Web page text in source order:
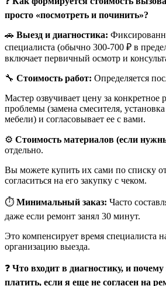
просто «посмотреть и починить»?
🚗 Выезд и диагностика:
специалиста (обычно 300-700 ₽ в
включает первичный осмотр и
🔧 Стоимость работ: Определяется
Мастер озвучивает цену за конкретное
проблемы (замена смесителя, установка
мебели) и согласовывает ее с вами.
⚙️ Стоимость материалов (если
отдельно.
Вы можете купить их сами по списку
согласиться на его закупку с чеком.
⏱️ Минимальный заказ: Часто
даже если ремонт занял 30 минут.
Это компенсирует время специалиста
организацию выезда.
❓ Что входит в диагностику, и
платить, если я еще не согласен на